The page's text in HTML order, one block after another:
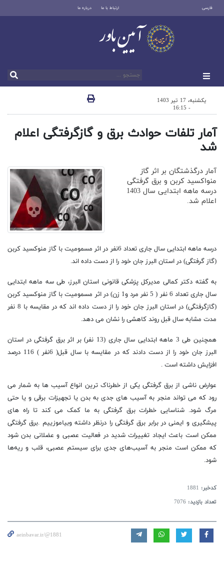
فارسی ارتباط با ما درباره ما
یکشنبه، 17 تیر 1403
- 16:15
آمار تلفات حوادث برق و گازگرفتگی اعلام
شد
آمار درگذشتگان بر اثر گاز
منواکسید کربن و برق گرفتگی
درسه ماهه ابتدایی سال 1403
اعلام شد.
درسه ماهه ابتدایی سال جاری تعداد 6نفر در اثر مسمومیت با گاز منوکسید کربن
(گاز گرفتگی) در استان البرز جان خود را از دست داده اند.
به گفته دکتر کمالی مدیرکل پزشکی قانونی استان البرز، طی سه ماهه ابتدایی
سال جاری تعداد 6 نفر ( 5 نفر مرد و1 زن) در اثر مسمومیت با گاز منوکسید کربن
(گازگرفتگی) در استان البرز جان خود را از دست داده اند که در مقایسه با 8 نفر
مدت مشابه سال قبل روند کاهشی را نشان می دهد.
همچنین
طی 3 ماهه ابتدایی سال جاری (13 نفر) بر اثر برق گرفتگی در استان
البرز جان خود را از دست دادند که در مقایسه با سال قبل( 6نفر ) 116 درصد
افزایش داشته است .
عوارض ناشی از برق گرفتگی یکی از خطرناک ترین انواع آسیب ها به شمار می
رود که می تواند منجر به آسیب های جدی به بدن یا تجهیزات برقی و یا حتی
مرگ شود. شناسایی خطرات برق گرفتگی به ما کمک می کند تا راه های
پیشگیری و ایمنی در برابر برق گرفتگی را درنظر داشته وبیاموزییم .برق گرفتگی
ممکن است باعث ایجاد تغییرات شدید در فعالیت عصبی و عضلانی بدن شود
که ممکن است منجر به آسیب‌های جدی برای سیستم عصبی، قلب و ریه‌ها
شود.
کدخبر: 1881
تعداد بازدید: 7076
aeinbavar.ir/@1881